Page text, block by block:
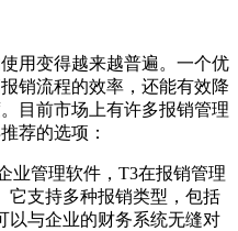
用变得越来越普遍。一个优
销流程的效率，还能有效降
目前市场上有许多报销管理
荐的选项：
业管理软件，T3在报销管理
它支持多种报销类型，包括
以与企业的财务系统无缝对